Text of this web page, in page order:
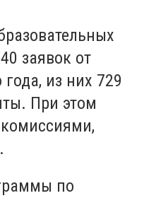
заявок от
года, из них 729
При этом
по